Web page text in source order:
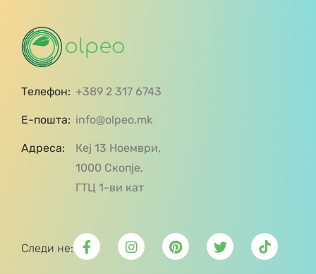
Телефон: +389 2 317 6743
Е-пошта: info@olpeo.mk
Адреса:
Кеј 13 Ноември,
1000 Скопје,
ГТЦ 1-ви кат
Следи не: